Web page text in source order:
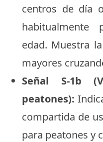
centros de día
habitualmente
edad. Muestra
mayores
Señal S-1b
peatones):
compartida de
para peatones y